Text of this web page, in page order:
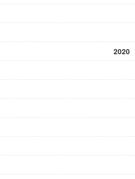
2020